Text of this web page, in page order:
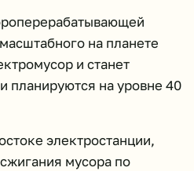
на планете
и станет
планируются на уровне 40
электростанции,
мусора по